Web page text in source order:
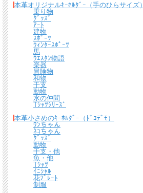
本革オリジナルｷｰﾎﾙﾀﾞｰ（手のひらサイズ）
乗り物
ｸﾞｯｽﾞ
ｱｰﾄ
建物
ｽﾎﾟｰﾂ
ｳｨﾝﾀｰｽﾎﾟｰﾂ
馬
ｳｴｽﾀﾝ物語
楽器
冒険物
和物
干支
動物
水の仲間
Tｼｬﾂｼﾘｰｽﾞ
本革小さめのｷｰﾎﾙﾀﾞｰ（ﾄﾞｺﾃﾞﾓ）
ﾜﾝちゃん
ﾈｺちゃん
ｸﾞｯｽﾞ
動物
干支・他
魚・他
Tｼｬﾂ
ｲﾆｼｬﾙ
花ﾌﾟﾚｰﾄ
制服